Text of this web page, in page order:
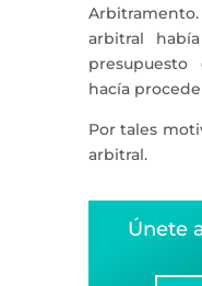
arbitral
hacía
Por tales
arbitral.
Únete